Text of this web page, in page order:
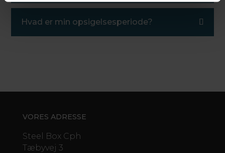
Hvad er min opsigelsesperiode?
VORES ADRESSE
Steel Box Cph
Tæbyvej 3